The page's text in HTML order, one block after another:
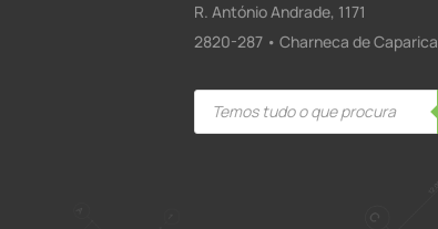
R. António Andrade, 1171
2820-287 • Charneca de Caparica
Products
search